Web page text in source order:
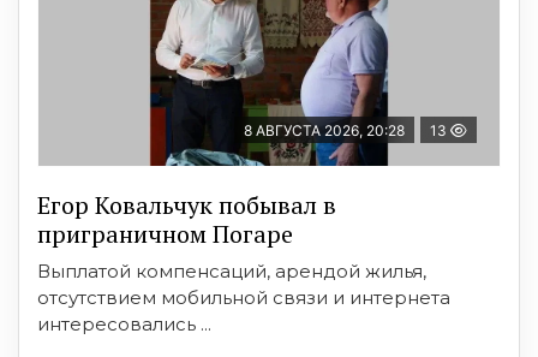
8 АВГУСТА 2026, 20:28 13
Егор Ковальчук побывал в
приграничном Погаре
Выплатой компенсаций, арендой жилья,
отсутствием мобильной связи и интернета
интересовались ...